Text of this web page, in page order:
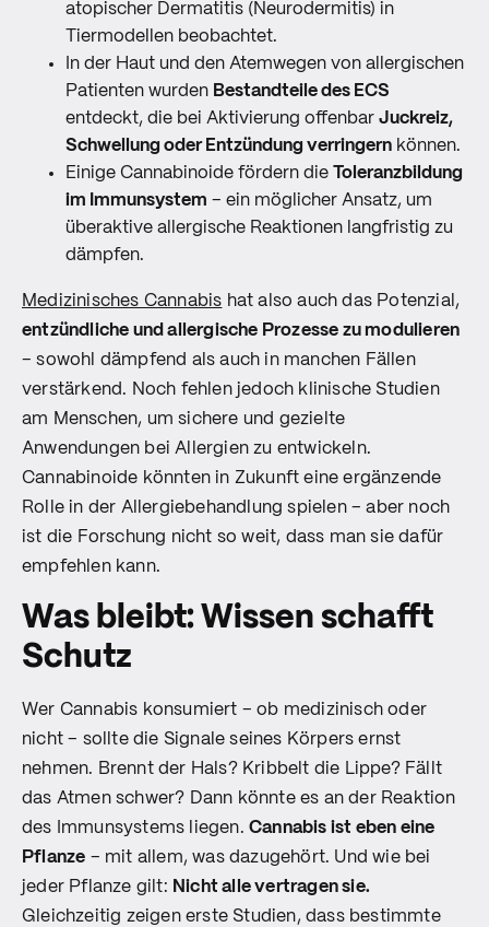
atopischer Dermatitis (Neurodermitis) in
Tiermodellen beobachtet.
In der Haut und den Atemwegen von allergischen
Patienten wurden Bestandteile des ECS
entdeckt, die bei Aktivierung offenbar Juckreiz,
Schwellung oder Entzündung verringern können.
Einige Cannabinoide fördern die
Toleranzbildung
im Immunsystem – ein möglicher Ansatz, um
überaktive allergische Reaktionen langfristig zu
dämpfen.
Medizinisches Cannabis hat also auch das Potenzial,
entzündliche und allergische Prozesse zu modulieren
– sowohl dämpfend als auch in manchen Fällen
verstärkend. Noch fehlen jedoch klinische Studien
am Menschen, um sichere und gezielte
Anwendungen bei Allergien zu entwickeln.
Cannabinoide könnten in Zukunft eine ergänzende
Rolle in der Allergiebehandlung spielen – aber noch
ist die Forschung nicht so weit, dass man sie dafür
empfehlen kann.
Was bleibt: Wissen schafft
Schutz
Wer Cannabis konsumiert – ob medizinisch oder
nicht – sollte die Signale seines Körpers ernst
nehmen. Brennt der Hals? Kribbelt die Lippe? Fällt
das Atmen schwer? Dann könnte es an der Reaktion
des Immunsystems liegen. Cannabis ist eben eine
Pflanze – mit allem, was dazugehört. Und wie bei
jeder Pflanze gilt: Nicht alle vertragen sie.
Gleichzeitig zeigen erste Studien, dass bestimmte